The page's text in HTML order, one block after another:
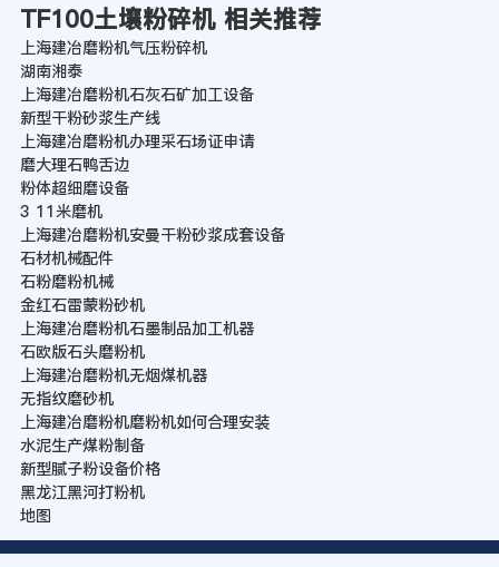
TF100土壤粉碎机 相关推荐
上海建冶磨粉机气压粉碎机
湖南湘泰
上海建冶磨粉机石灰石矿加工设备
新型干粉砂浆生产线
上海建冶磨粉机办理采石场证申请
磨大理石鸭舌边
粉体超细磨设备
3 11米磨机
上海建冶磨粉机安曼干粉砂浆成套设备
石材机械配件
石粉磨粉机械
金红石雷蒙粉砂机
上海建冶磨粉机石墨制品加工机器
石欧版石头磨粉机
上海建冶磨粉机无烟煤机器
无指纹磨砂机
上海建冶磨粉机磨粉机如何合理安装
水泥生产煤粉制备
新型腻子粉设备价格
黑龙江黑河打粉机
地图